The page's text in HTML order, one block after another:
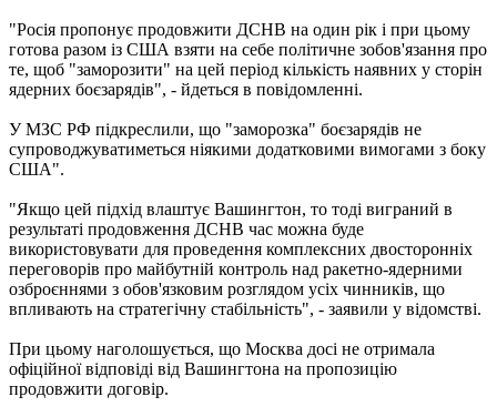
"Росія пропонує продовжити ДСНВ на один рік і при цьому
готова разом із США взяти на себе політичне зобов'язання про
те, щоб "заморозити" на цей період кількість наявних у сторін
ядерних боєзарядів", - йдеться в повідомленні.
У МЗС РФ підкреслили, що "заморозка" боєзарядів не
супроводжуватиметься ніякими додатковими вимогами з боку
США".
"Якщо цей підхід влаштує Вашингтон, то тоді виграний в
результаті продовження ДСНВ час можна буде
використовувати для проведення комплексних двосторонніх
переговорів про майбутній контроль над ракетно-ядерними
озброєннями з обов'язковим розглядом усіх чинників, що
впливають на стратегічну стабільність", - заявили у відомстві.
При цьому наголошується, що Москва досі не отримала
офіційної відповіді від Вашингтона на пропозицію
продовжити договір.